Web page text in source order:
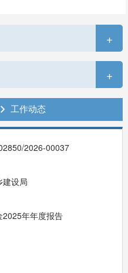
+
+
 工作动态
2026-00037
建设局
2025年年度报告